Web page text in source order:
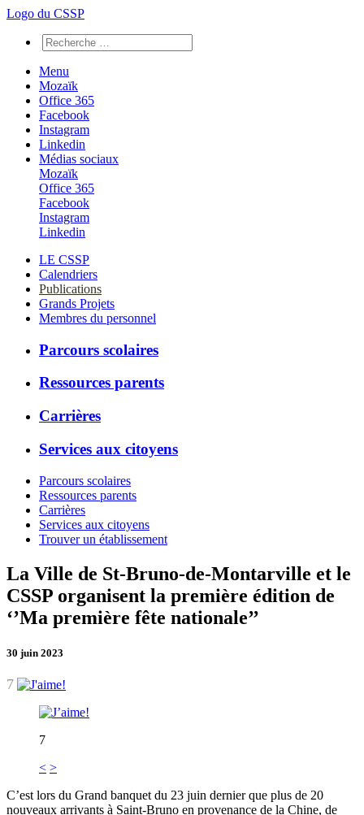
Logo du CSSP
Menu
Mozaïk
Office 365
Facebook
Instagram
Linkedin
Médias sociaux
Mozaïk
Office 365
Facebook
Instagram
Linkedin
LE CSSP
Calendriers
Publications
Grands Projets
Membres du personnel
Parcours scolaires
Ressources parents
Carrières
Services aux citoyens
Parcours scolaires
Ressources parents
Carrières
Services aux citoyens
Trouver un établissement
La Ville de St-Bruno-de-Montarville et le
CSSP organisent la première édition de
‘’Ma première fête nationale’’
30 juin 2023
7
7
< >
C’est lors du Grand banquet du 23 juin dernier que plus de 20
nouveaux arrivants à Saint-Bruno en provenance de la Chine, de